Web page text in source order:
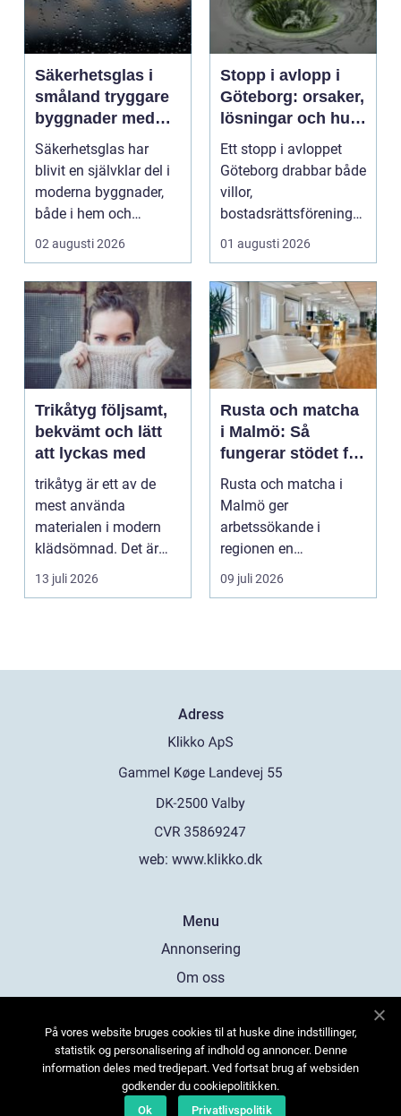
Säkerhetsglas i
småland tryggare
byggnader med
smarta
glaslösningar
Säkerhetsglas har
blivit en självklar del i
moderna byggnader,
både i hem och
offentliga miljöer. I ...
02 augusti 2026
Stopp i avlopp i
Göteborg: orsaker,
lösningar och hur
problem kan
undvikas
Ett stopp i avloppet
Göteborg drabbar både
villor,
bostadsrättsföreningar
och h...
01 augusti 2026
Trikåtyg följsamt,
bekvämt och lätt
att lyckas med
trikåtyg är ett av de
mest använda
materialen i modern
klädsömnad. Det är
mjukt, elastiskt och
formb...
13 juli 2026
Rusta och matcha
i Malmö: Så
fungerar stödet för
dig som söker
jobb
Rusta och matcha i
Malmö ger
arbetssökande i
regionen en
strukturerad och
personlig vä...
09 juli 2026
Adress
web: www.klikko.dk
Menu
Annonsering
Om oss
Kontakta oss
Sitemap
På vores website bruges cookies til at huske dine indstillinger,
statistik og personalisering af indhold og annoncer. Denne
information deles med tredjepart. Ved fortsat brug af websiden
godkender du cookiepolitikken.
Ok
Privatlivspolitik